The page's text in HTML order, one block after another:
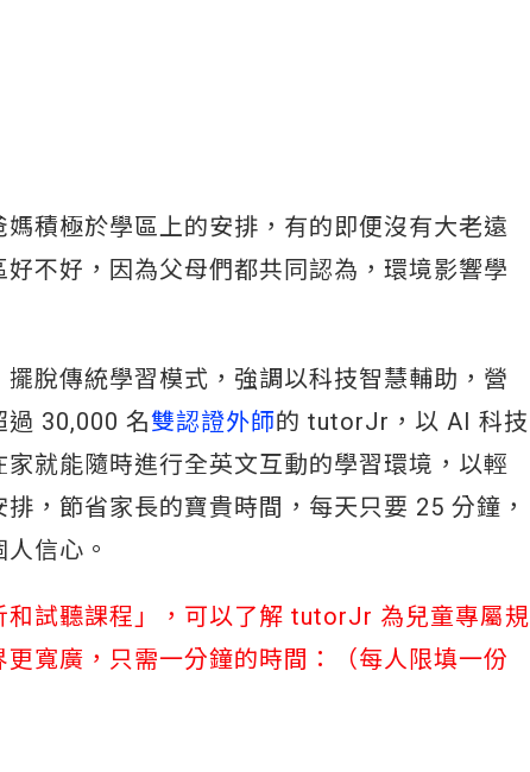
積極於學區上的安排，有的即便沒有大老遠
不好，因為父母們都共同認為，環境影響學
脫傳統學習模式，強調以科技智慧輔助，營
30,000 名雙認證外師的 tutorJr，以 AI 科技
就能隨時進行全英文互動的學習環境，以輕
，節省家長的寶貴時間，每天只要 25 分鐘，
信心。
試聽課程」，可以了解 tutorJr 為兒童專屬規
寬廣，只需一分鐘的時間：（每人限填一份